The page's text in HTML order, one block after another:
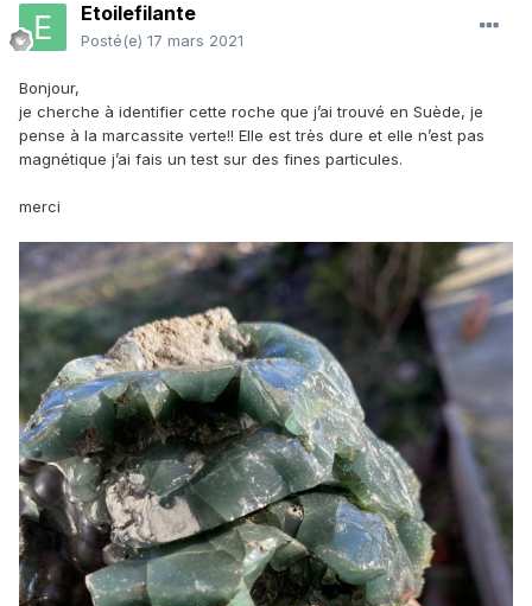
Etoilefilante
Posté(e) 17 mars 2021
Bonjour,
je cherche à identifier cette roche que j’ai trouvé en Suède, je
pense à la marcassite verte!! Elle est très dure et elle n’est pas
magnétique j’ai fais un test sur des fines particules.
merci